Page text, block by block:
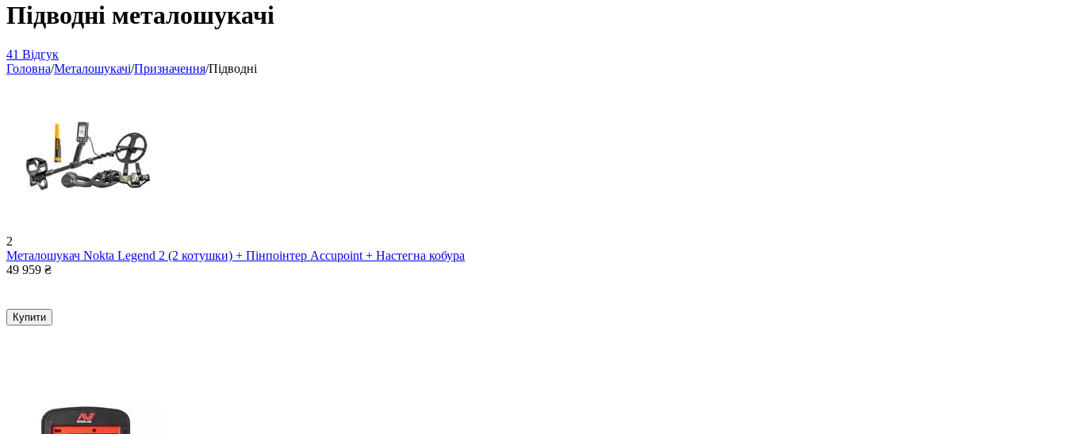
Підводні металошукачі
41 Відгук
Головна/Металошукачі/Призначення/Підводні
2
Металошукач Nokta Legend 2 (2 котушки) + Пінпоінтер Accupoint + Настегна кобура
49 959 ₴
Купити